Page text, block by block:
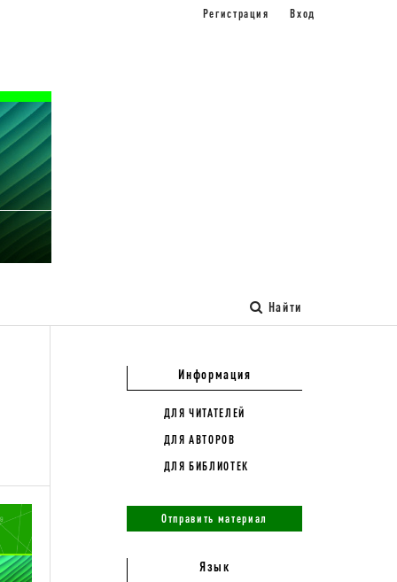
Найти
Регистрация Вход
Информация
ДЛЯ ЧИТАТЕЛЕЙ
ДЛЯ АВТОРОВ
ДЛЯ БИБЛИОТЕК
Отправить материал
Язык